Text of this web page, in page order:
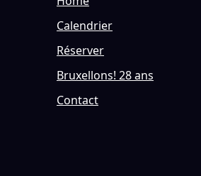
Calendrier
Réserver
Bruxellons! 28 ans
Contact